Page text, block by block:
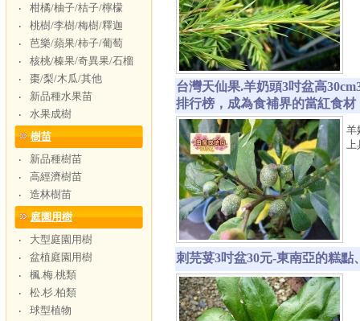
‧
柑橘/柚子/桔子/檸檬
‧
桃樹/李樹/梅樹/釋迦
‧
芭樂/蘋果/柿子/葡萄
‧
核桃/榛果/奇異果/石榴
‧
棗/梨/木瓜/其他
‧
新品種水果苗
‧
水果成樹
樹苗
‧
新品種樹苗
‧
高經濟樹苗
‧
造林樹苗
庭園用樹
‧
大型庭園用樹
‧
盆植庭園用樹
‧
楓.梅.桃類
‧
松.杉.柏類
‧
球型植物
台灣天仙果.羊奶頭3吋盆高
排行榜，成為食補界的當紅食
羊
上
刺芫荽3吋盆30元-東南亞的糕